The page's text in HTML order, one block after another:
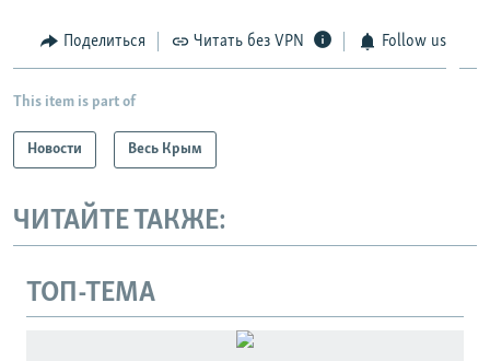
Поделиться Читать без VPN Follow us
This item is part of
Новости Весь Крым
ЧИТАЙТЕ ТАКЖЕ:
ТОП-ТЕМА